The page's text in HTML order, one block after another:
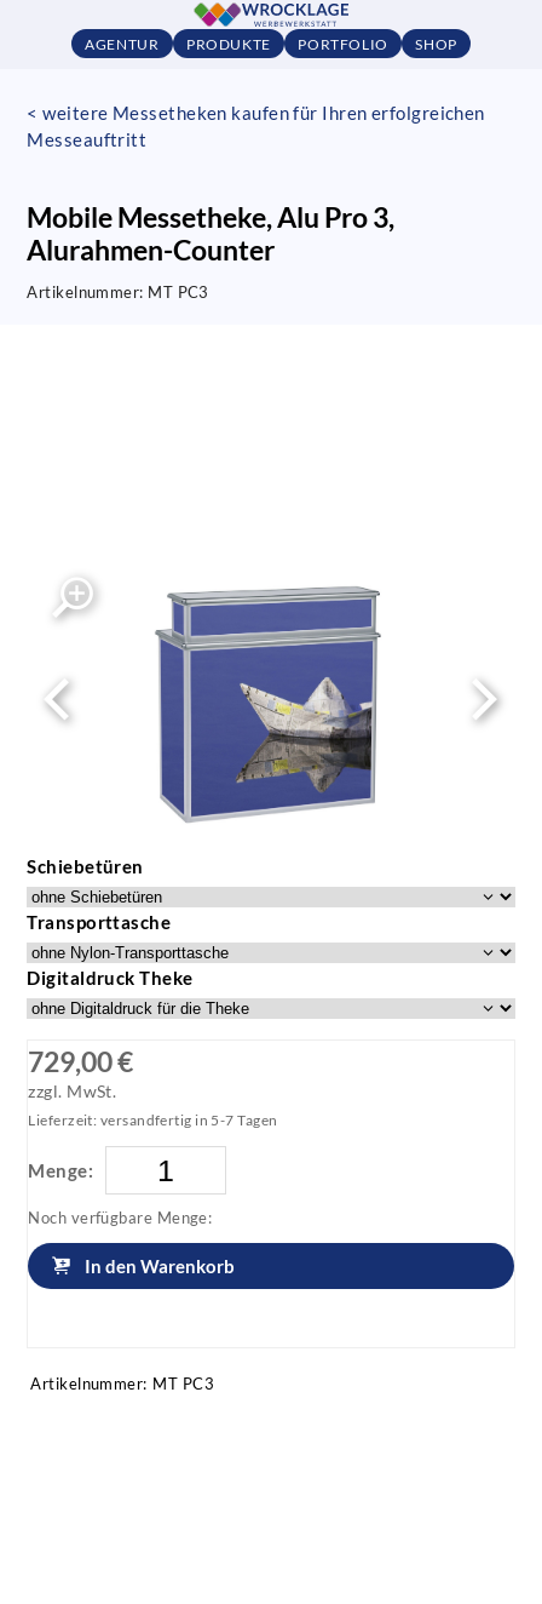
AGENTUR PRODUKTE PORTFOLIO SHOP
< weitere Messetheken kaufen für Ihren erfolgreichen
Messeauftritt
Mobile Messetheke, Alu Pro 3,
Alurahmen-Counter
Artikelnummer: MT PC3
Schiebetüren
Transporttasche
Digitaldruck Theke
729,00 €
zzgl. MwSt.
Lieferzeit: versandfertig in 5-7 Tagen
Menge:
Noch verfügbare Menge:
In den Warenkorb
Artikelnummer: MT PC3